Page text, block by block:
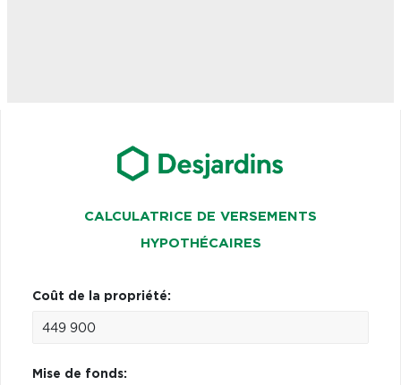
CALCULATRICE DE VERSEMENTS
HYPOTHÉCAIRES
Coût de la propriété:
Mise de fonds: